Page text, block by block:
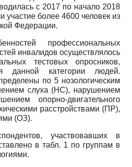
с 2017 по начало 2018
участие более 4600 человек из
Федерации.
профессиональных
инвалидов осуществлялось
тестовых опросников,
данной категории людей.
по 5 нозологическим
слуха (НС), нарушением
опорно-двигательного
расстройствами (ПР),
(ОЗ).
участвовавших в
в табл. 1 по группам в